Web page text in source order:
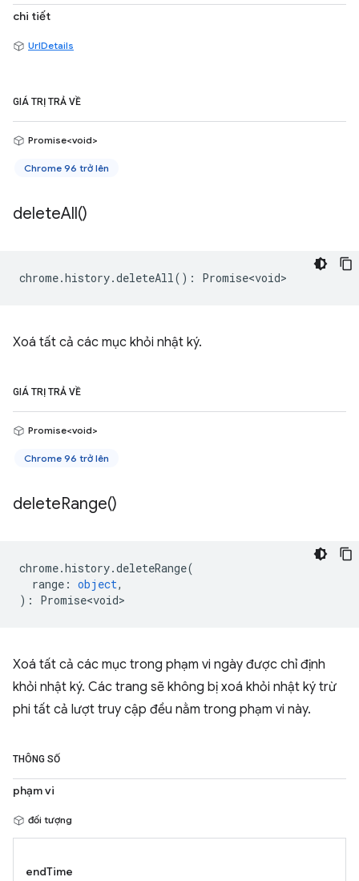
chi tiết
UrlDetails
GIÁ TRỊ TRẢ VỀ
Promise<void>
Chrome 96 trở lên
deleteAll()
chrome.history.deleteAll() : Promise<void>
Xoá tất cả các mục khỏi nhật ký.
GIÁ TRỊ TRẢ VỀ
Promise<void>
Chrome 96 trở lên
deleteRange()
chrome.history.deleteRange(
range : object,
) : Promise<void>
Xoá tất cả các mục trong phạm vi ngày được chỉ định
khỏi nhật ký. Các trang sẽ không bị xoá khỏi nhật ký trừ
phi tất cả lượt truy cập đều nằm trong phạm vi này.
THÔNG SỐ
phạm vi
đối tượng
endTime